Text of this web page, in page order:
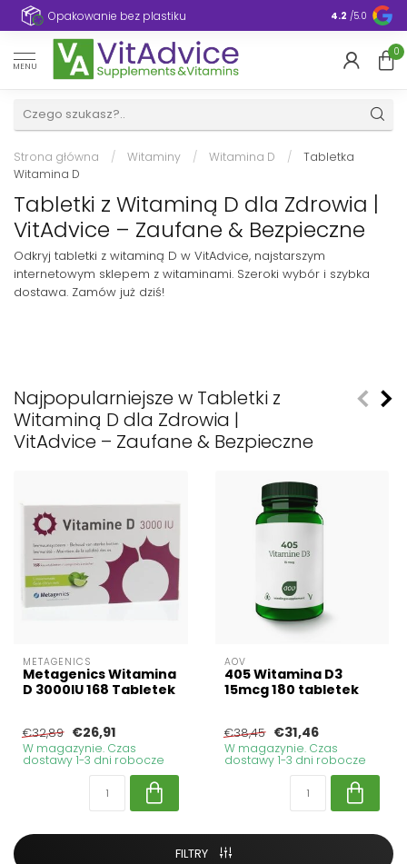
Opakowanie bez plastiku 4.2 /5.0
MENU
0
Strona główna / Witaminy / Witamina D /
Tabletka
Witamina D
Tabletki z Witaminą D dla Zdrowia |
VitAdvice – Zaufane & Bezpieczne
Odkryj tabletki z witaminą D w VitAdvice, najstarszym
internetowym sklepem z witaminami. Szeroki wybór i szybka
dostawa. Zamów już dziś!
Najpopularniejsze w Tabletki z
Witaminą D dla Zdrowia |
VitAdvice – Zaufane & Bezpieczne
METAGENICS
Metagenics Witamina
D 3000IU 168 Tabletek
€32,89 €26,91
W magazynie. Czas
dostawy 1-3 dni robocze
AOV
405 Witamina D3
15mcg 180 tabletek
€38,45 €31,46
W magazynie. Czas
dostawy 1-3 dni robocze
FILTRY